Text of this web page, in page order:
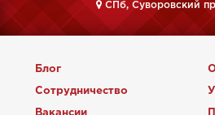
CПб, Суворовский
Блог
Сотрудничество
Вакансии